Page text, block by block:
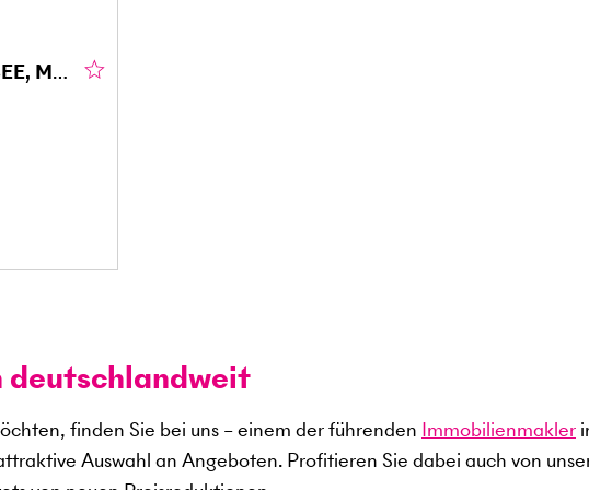
EIGENER ZUGANG ZUM SEE, MIT WERTSTEIGERUNG
deutschlandweit
finden Sie bei uns – einem der führenden Immobilienmakler
Auswahl an Angeboten. Profitieren Sie dabei auch von